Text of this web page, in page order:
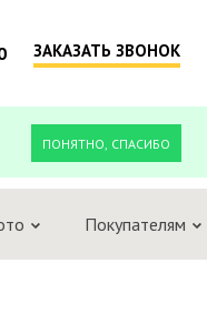
ЗАКАЗАТЬ ЗВОНОК
ПОНЯТНО, СПАСИБО
Покупателям